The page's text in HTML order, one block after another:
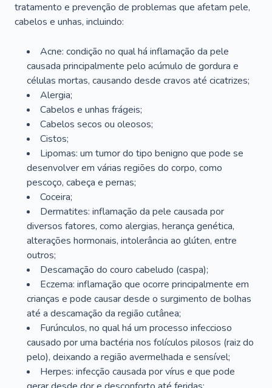
tratamento e prevenção de problemas que afetam pele,
cabelos e unhas, incluindo:
Acne: condição no qual há inflamação da pele
causada principalmente pelo acúmulo de gordura e
células mortas, causando desde cravos até cicatrizes;
Alergia;
Cabelos e unhas frágeis;
Cabelos secos ou oleosos;
Cistos;
Lipomas: um tumor do tipo benigno que pode se
desenvolver em várias regiões do corpo, como
pescoço, cabeça e pernas;
Coceira;
Dermatites: inflamação da pele causada por
diversos fatores, como alergias, herança genética,
alterações hormonais, intolerância ao glúten, entre
outros;
Descamação do couro cabeludo (caspa);
Eczema: inflamação que ocorre principalmente em
crianças e pode causar desde o surgimento de bolhas
até a descamação da região cutânea;
Furúnculos, no qual há um processo infeccioso
causado por uma bactéria nos folículos pilosos (raiz do
pelo), deixando a região avermelhada e sensível;
Herpes: infecção causada por vírus e que pode